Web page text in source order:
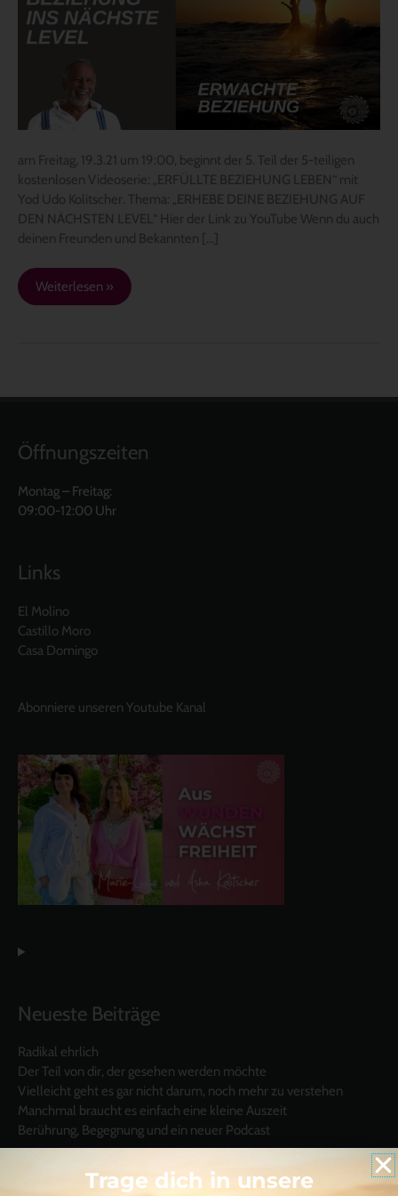
am Freitag, 19.3.21 um 19:00, beginnt der 5. Teil der 5-teiligen
kostenlosen Videoserie: „ERFÜLLTE BEZIEHUNG LEBEN“ mit
Yod Udo Kolitscher. Thema: „ERHEBE DEINE BEZIEHUNG AUF
DEN NÄCHSTEN LEVEL“ Hier der Link zu YouTube Wenn du auch
deinen Freunden und Bekannten […]
ERFÜLLTE
BEZIEHUNG
19.3.21
um
Weiterlesen »
Öffnungszeiten
Montag – Freitag:
09:00-12:00 Uhr
Links
El Molino
Castillo Moro
Casa Domingo
Abonniere unseren Youtube Kanal
Neueste Beiträge
Radikal ehrlich
Der Teil von dir, der gesehen werden möchte
Vielleicht geht es gar nicht darum, noch mehr zu verstehen
Manchmal braucht es einfach eine kleine Auszeit
Berührung, Begegnung und ein neuer Podcast
Trage dich in unsere